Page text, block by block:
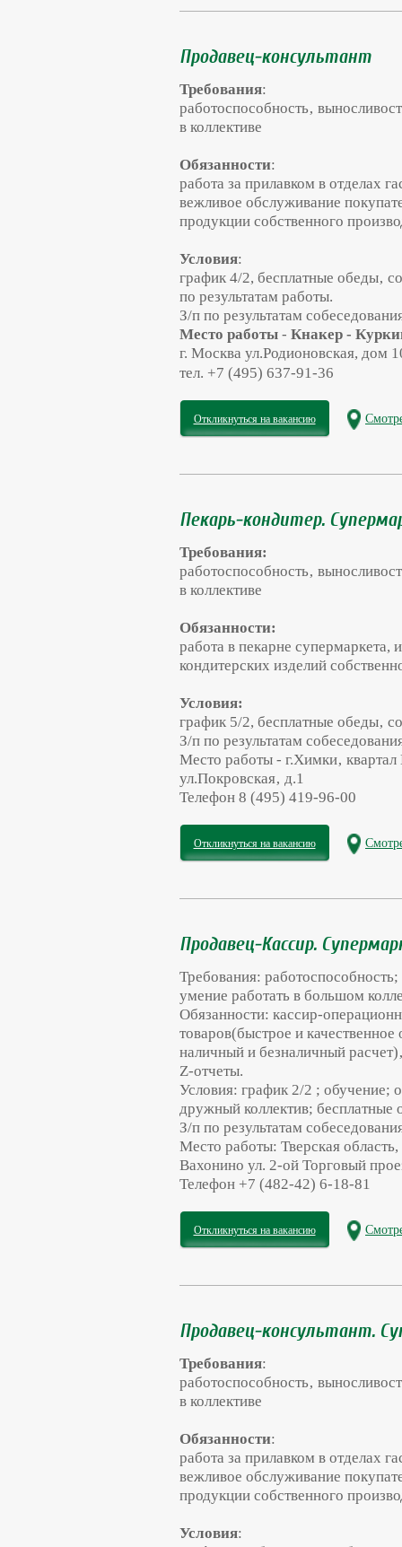
Продавец-консультант
Требования:
работоспособность‚
в коллективе
Обязанности:
работа за прилавком в отделах
вежливое обслуживание
продукции собственного
Условия:
график 4/2, бесплатные обеды‚
по результатам работы.
З/п по результатам
Место работы - Кнакер -
г. Москва ул.Родионовская, дом
тел. +7 (495) 637-91-36
Откликнуться на вакансию
Пекарь-кондитер.
Требования:
работоспособность‚
в коллективе
Обязанности:
работа в пекарне супермаркета,
кондитерских изделий
Условия:
график 5/2, бесплатные обеды‚
З/п по результатам
Место работы - г.Химки‚
ул.Покровская‚ д.1
Телефон 8 (495) 419-96-00
Откликнуться на вакансию
Продавец-Кассир.
Требования: работоспособность;
умение работать в большом
Обязанности: кассир-
товаров(быстрое и
наличный и безналичный
Z-отчеты.
Условия: график 2/2 ; обучение;
дружный коллектив;
З/п по результатам
Место работы: Тверская
Вахонино ул. 2-ой Торговый
Телефон +7 (482-42) 6-18-81
Откликнуться на вакансию
Продавец-консультант.
Требования:
работоспособность‚
в коллективе
Обязанности:
работа за прилавком в отделах
вежливое обслуживание
продукции собственного
Условия: